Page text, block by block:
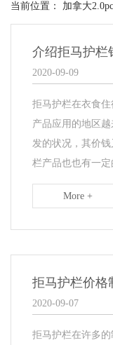
当前位置： 加拿大
介绍拒马护栏
2020-09-09
拒马护栏在衣食
产品应用的地区
发的状况，其价
栏产品也也有一
More +
拒马护栏价格
2020-09-07
拒马护栏在许多